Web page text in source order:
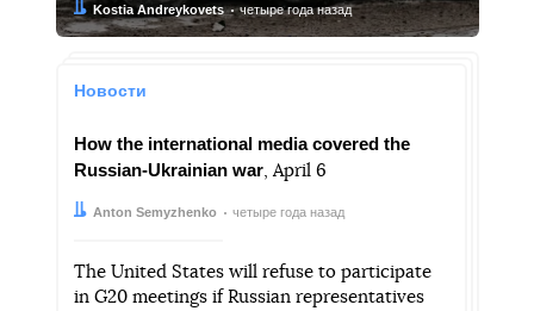
Автор:
Kostia Andreykovets
Дата: четыре года назад
Новости
How the international media covered the
Russian-Ukrainian war, April 6
Автор:Anton Semyzhenko
Дата: четыре года назад
The United States will refuse to participate
in G20 meetings if Russian representatives